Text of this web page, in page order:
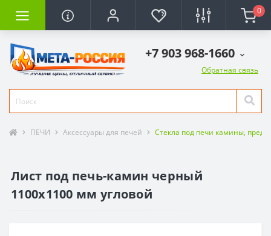
0
+7 903 968-1660
Обратная связь
ПЕЧИ Аксессуары для печей Стекла под печи камины,
Лист под печь-камин черный
1100х1100 мм угловой